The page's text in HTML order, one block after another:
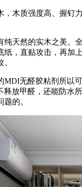
，木质强度高、握钉
纯天然的实木之美。
纸，直贴攻击，再加
MDI无醛胶粘剂所以可
释放甲醛，还能防水
的。